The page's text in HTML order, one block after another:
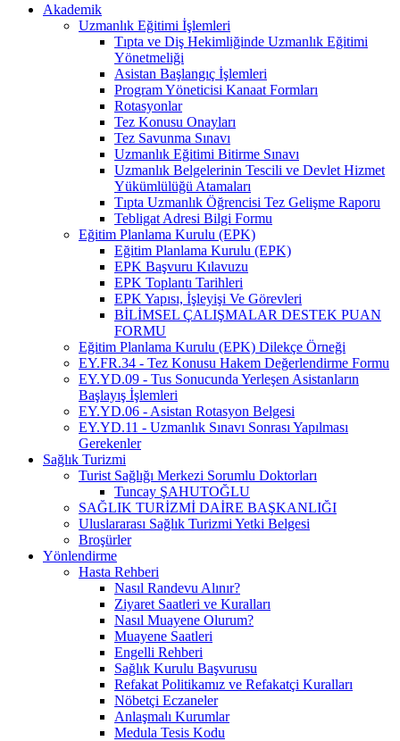
Akademik
Uzmanlık Eğitimi İşlemleri
Tıpta ve Diş Hekimliğinde Uzmanlık Eğitimi
Yönetmeliği
Asistan Başlangıç İşlemleri
Program Yöneticisi Kanaat Formları
Rotasyonlar
Tez Konusu Onayları
Tez Savunma Sınavı
Uzmanlık Eğitimi Bitirme Sınavı
Uzmanlık Belgelerinin Tescili ve Devlet Hizmet
Yükümlülüğü Atamaları
Tıpta Uzmanlık Öğrencisi Tez Gelişme Raporu
Tebligat Adresi Bilgi Formu
Eğitim Planlama Kurulu (EPK)
Eğitim Planlama Kurulu (EPK)
EPK Başvuru Kılavuzu
EPK Toplantı Tarihleri
EPK Yapısı, İşleyişi Ve Görevleri
BİLİMSEL ÇALIŞMALAR DESTEK PUAN
FORMU
Eğitim Planlama Kurulu (EPK) Dilekçe Örneği
EY.FR.34 - Tez Konusu Hakem Değerlendirme Formu
EY.YD.09 - Tus Sonucunda Yerleşen Asistanların
Başlayış İşlemleri
EY.YD.06 - Asistan Rotasyon Belgesi
EY.YD.11 - Uzmanlık Sınavı Sonrası Yapılması
Gerekenler
Sağlık Turizmi
Turist Sağlığı Merkezi Sorumlu Doktorları
Tuncay ŞAHUTOĞLU
SAĞLIK TURİZMİ DAİRE BAŞKANLIĞI
Uluslararası Sağlık Turizmi Yetki Belgesi
Broşürler
Yönlendirme
Hasta Rehberi
Nasıl Randevu Alınır?
Ziyaret Saatleri ve Kuralları
Nasıl Muayene Olurum?
Muayene Saatleri
Engelli Rehberi
Sağlık Kurulu Başvurusu
Refakat Politikamız ve Refakatçi Kuralları
Nöbetçi Eczaneler
Anlaşmalı Kurumlar
Medula Tesis Kodu